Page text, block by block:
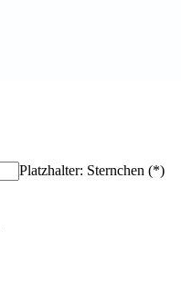
Platzhalter: Sternchen (*)